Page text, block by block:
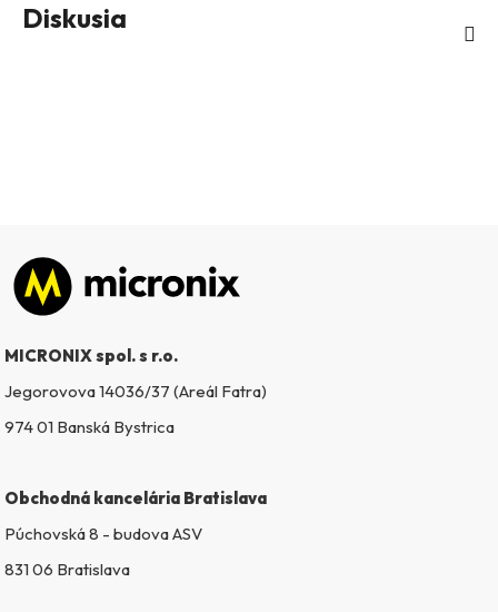
Diskusia
Zápätie
MICRONIX spol. s r.o.
Jegorovova 14036/37 (Areál Fatra)
974 01 Banská Bystrica
Obchodná kancelária Bratislava
Púchovská 8 - budova ASV
831 06 Bratislava